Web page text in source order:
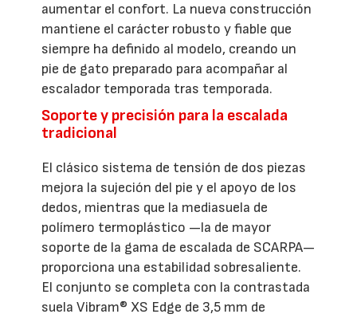
aumentar el confort. La nueva construcción
mantiene el carácter robusto y fiable que
siempre ha definido al modelo, creando un
pie de gato preparado para acompañar al
escalador temporada tras temporada.
Soporte y precisión para la escalada
tradicional
El clásico sistema de tensión de dos piezas
mejora la sujeción del pie y el apoyo de los
dedos, mientras que la mediasuela de
polímero termoplástico —la de mayor
soporte de la gama de escalada de SCARPA—
proporciona una estabilidad sobresaliente.
El conjunto se completa con la contrastada
suela Vibram® XS Edge de 3,5 mm de